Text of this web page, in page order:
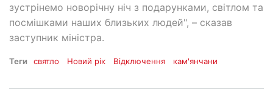
зустрінемо новорічну ніч з подарунками, світлом та
посмішками наших близьких людей", – сказав
заступник міністра.
Теги святло Новий рік Відключення кам'янчани